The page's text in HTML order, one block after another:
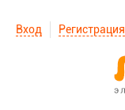
Вход Регистрация